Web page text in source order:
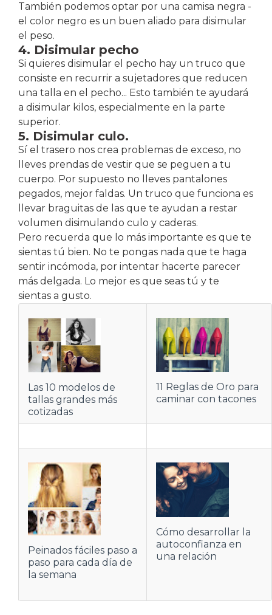
También podemos optar por una camisa negra -
el color negro es un buen aliado para disimular
el peso.
4. Disimular pecho
Si quieres disimular el pecho hay un truco que
consiste en recurrir a sujetadores que reducen
una talla en el pecho... Esto también te ayudará
a disimular kilos, especialmente en la parte
superior.
5. Disimular culo.
Sí el trasero nos crea problemas de exceso, no
lleves prendas de vestir que se peguen a tu
cuerpo. Por supuesto no lleves pantalones
pegados, mejor faldas. Un truco que funciona es
llevar braguitas de las que te ayudan a restar
volumen disimulando culo y caderas.
Pero recuerda que lo más importante es que te
sientas tú bien. No te pongas nada que te haga
sentir incómoda, por intentar hacerte parecer
más delgada. Lo mejor es que seas tú y te
sientas a gusto.
Las 10 modelos de
tallas grandes más
cotizadas
11 Reglas de Oro para
caminar con tacones
Peinados fáciles paso a
paso para cada día de
la semana
Cómo desarrollar la
autoconfianza en
una relación